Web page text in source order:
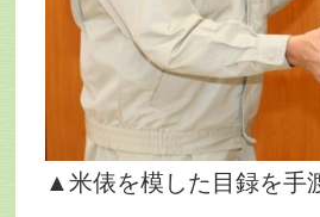
▲米俵を模した目録を手